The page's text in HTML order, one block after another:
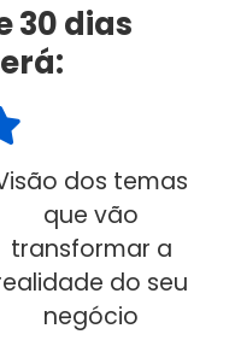
30 dias
dos temas
que vão
transformar a
do seu
negócio